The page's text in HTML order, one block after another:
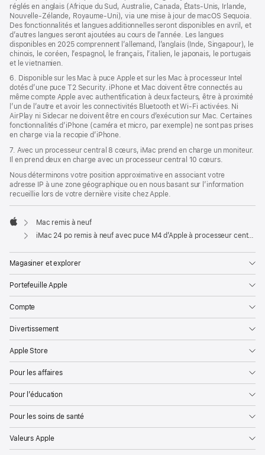
réglés en anglais (Afrique du Sud, Australie, Canada, États-Unis, Irlande,
Nouvelle-Zélande, Royaume-Uni), via une mise à jour de macOS Sequoia.
Des fonctionnalités et langues additionnelles seront disponibles en avril, et
d’autres langues seront ajoutées au cours de l’année. Les langues
disponibles en 2025 comprennent l’allemand, l’anglais (Inde, Singapour), le
chinois, le coréen, l’espagnol, le français, l’italien, le japonais, le portugais
et le vietnamien.
6. Disponible sur les Mac à puce Apple et sur les Mac à processeur Intel
dotés d’une puce T2 Security. iPhone et Mac doivent être connectés au
même compte Apple avec authentification à deux facteurs, être à proximité
l’un de l’autre et avoir les connectivités Bluetooth et Wi-Fi activées. Ni
AirPlay ni Sidecar ne doivent être en cours d’exécution sur Mac. Certaines
fonctionnalités d’iPhone (caméra et micro, par exemple) ne sont pas prises
en charge via la recopie d’iPhone.
7. Avec un processeur central 8 cœurs, iMac prend en charge un moniteur.
Il en prend deux en charge avec un processeur central 10 cœurs.
Nous déterminons votre position approximative en associant votre
adresse IP à une zone géographique ou en nous basant sur l’information
recueillie lors de votre dernière visite chez Apple.
Apple
Mac remis à neuf
iMac 24 po remis à neuf avec puce M4 d’Apple à processeur central 10 cœurs, processeur graphique 10 cœurs et Ethernet Gigabit - Argent
Magasiner et explorer
Portefeuille Apple
Compte
Divertissement
Apple Store
Pour les affaires
Pour l’éducation
Pour les soins de santé
Valeurs Apple